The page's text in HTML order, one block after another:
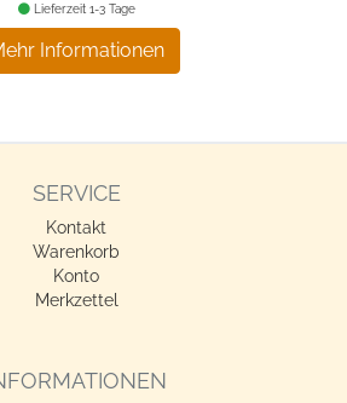
Informationen
Lieferzeit 1-3 Tage
SERVICE
Kontakt
Warenkorb
Konto
Merkzettel